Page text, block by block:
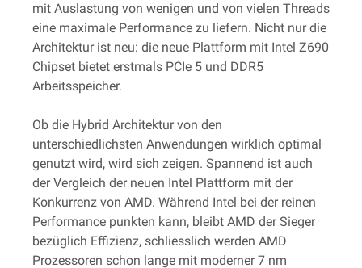
mit Auslastung von wenigen und von vielen Threads
eine maximale Performance zu liefern. Nicht nur die
Architektur ist neu: die neue Plattform mit Intel Z690
Chipset bietet erstmals PCIe 5 und DDR5
Arbeitsspeicher.
Ob die Hybrid Architektur von den
unterschiedlichsten Anwendungen wirklich optimal
genutzt wird, wird sich zeigen. Spannend ist auch
der Vergleich der neuen Intel Plattform mit der
Konkurrenz von AMD. Während Intel bei der reinen
Performance punkten kann, bleibt AMD der Sieger
bezüglich Effizienz, schliesslich werden AMD
Prozessoren schon lange mit moderner 7 nm